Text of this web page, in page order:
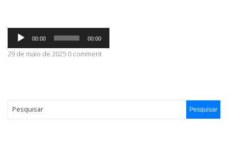
CONTATO
Tocador
áudio
00:00 00:00
29 de maio de 2025 0 comment